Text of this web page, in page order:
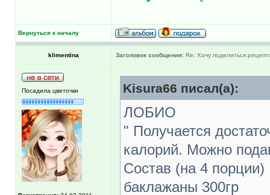
Вернуться к началу
klimentina Заголовок сообщения: Re: Хочу поделиться
Посадила цветочки Kisura66 писал(а):
ЛОБИО
" Получается
калорий. Можно
Состав (на 4 порции)
баклажаны 300гр